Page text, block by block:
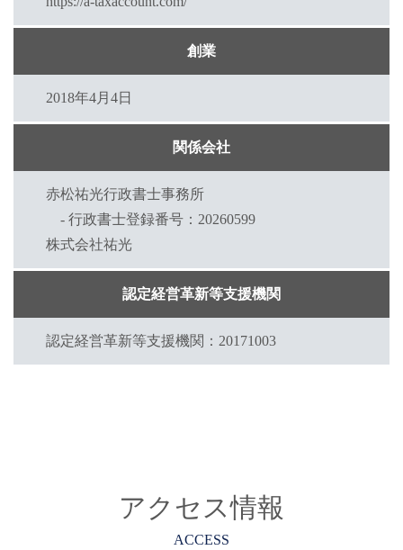
創業
2018年4月4日
関係会社
赤松祐光行政書士事務所
- 行政書士登録番号：20260599
株式会社祐光
認定経営革新等支援機関
認定経営革新等支援機関：20171003
アクセス情報
ACCESS